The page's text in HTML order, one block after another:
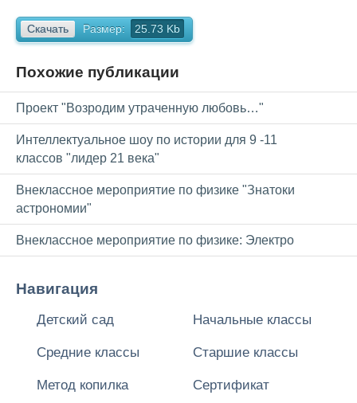
Скачать Размер: 25.73 Kb
Похожие публикации
Проект "Возродим утраченную любовь…"
Интеллектуальное шоу по истории для 9 -11
классов "лидер 21 века"
Внеклассное мероприятие по физике "Знатоки
астрономии"
Внеклассное мероприятие по физике: Электро
Навигация
Детский сад Начальные классы
Средние классы Старшие классы
Метод копилка Сертификат